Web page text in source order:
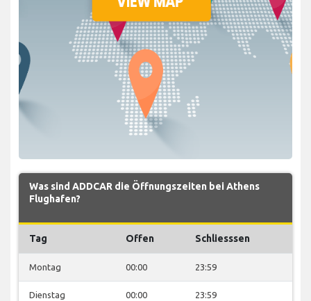
Was sind ADDCAR die Öffnungszeiten bei Athens
Flughafen?
Tag Offen Schliesssen
Montag 00:00 23:59
Dienstag 00:00 23:59